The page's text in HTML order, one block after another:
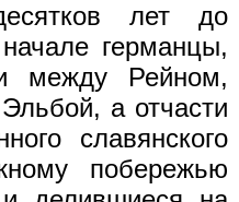
лет до
германцы,
между Рейном,
а отчасти
славянского
побережью